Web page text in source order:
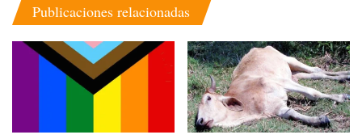
Publicaciones relacionadas